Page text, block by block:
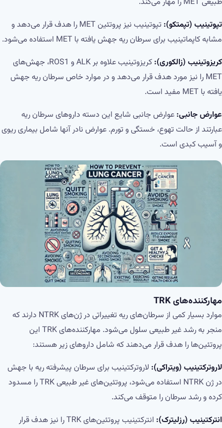
تپوتینیب (تپمتکو):
تپوتینیب نیز پروتئین MET را هدف قرار می‌دهد و
مشابه کاپماتینیب برای سرطان ریه جهش یافته با MET استفاده می‌شود.
کریزوتینیب (زالکوری):
کریزوتینیب علاوه بر ALK و ROS1، جهش‌های
MET را نیز مورد هدف قرار می‌دهد و در موارد خاص سرطان ریه جهش
یافته با MET مفید است.
عوارض جانبی: عوارض جانبی شایع این دسته داروهای سرطان ریه
عبارتند از حالت تهوع، خستگی و تورم. عوارض نادر آنها شامل بیماری ریوی
و آسیب کبدی است.
مهارکننده‌هایTRK
موارد بسیار کمی از سرطان‌های ریه تغییراتی در ژن‌های NTRK دارند که
منجر به رشد غیر طبیعی سلول می‌شود. مهارکننده‌های TRK این
پروتئین‌ها را هدف قرار می‌دهند که شامل داروهای زیر هستند:
لاروترکتینیب (ویتراکی): لاروترکتینیب برای سرطان پیشرفته ریه با جهش
در ژن NTRK استفاده می‌شود، پروتئین‌های غیر طبیعی TRK را مسدود
کرده و رشد سرطان را متوقف می‌کند.
انترکتینیب (رزلیترک):
انترکتینیب پروتئین‌های TRK را نیز هدف قرار